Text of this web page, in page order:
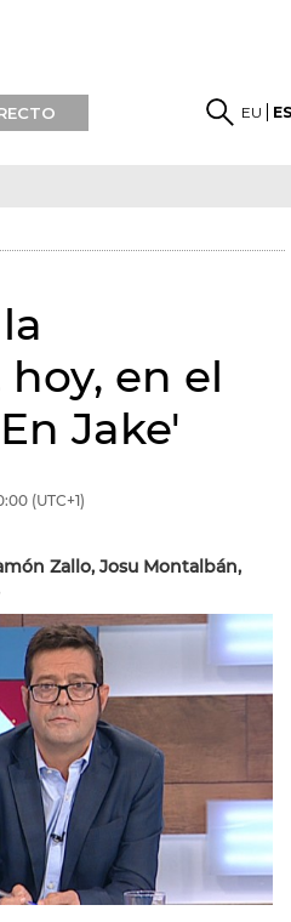
EU
en el
Jake'
(UTC+1)
Zallo, Josu Montalbán,